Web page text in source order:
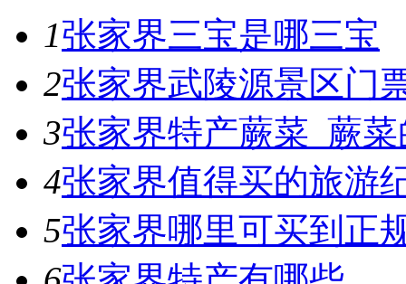
1张家界三宝是哪三宝
2张家界武陵源景区门
3张家界特产蕨菜_蕨
4张家界值得买的旅游
5张家界哪里可买到正